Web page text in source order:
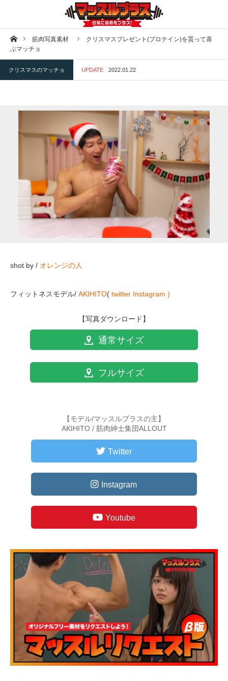
ホーム筋肉写真素材
クリスマスプレゼント(プロテイン)を貰って喜
ぶマッチョ
クリスマスのマッチョ UPDATE 2022.01.22
shot by / オレンジの人
フィットネスモデル/ AKIHITO( twitter Instagram )
【写真ダウンロード】
通常サイズ
フルサイズ
【モデル/マッスルプラスの主】
AKIHITO / 筋肉紳士集団ALLOUT
Twitter
Instagram
Youtube